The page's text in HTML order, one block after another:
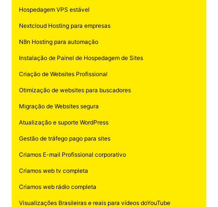
Hospedagem VPS estável
Nextcloud Hosting para empresas
N8n Hosting para automação
Instalação de Painel de Hospedagem de Sites
Criação de Websites Profissional
Otimização de websites para buscadores
Migração de Websites segura
Atualização e suporte WordPress
Gestão de tráfego pago para sites
Criamos E-mail Profissional corporativo
Criamos web tv completa
Criamos web rádio completa
Visualizações Brasileiras e reais para vídeos doYouTube